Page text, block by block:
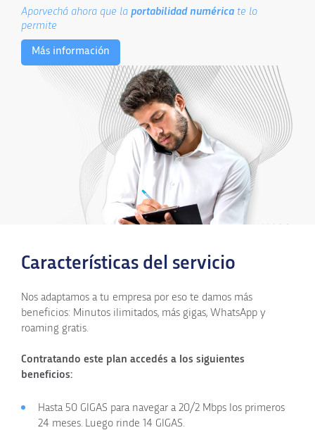
Aporvechá ahora que la portabilidad numérica te lo
permite
Más información
Características del servicio
Nos adaptamos a tu empresa por eso te damos más
beneficios: Minutos ilimitados, más gigas, WhatsApp y
roaming gratis.
Contratando este plan accedés a los siguientes
beneficios:
Hasta 50 GIGAS para navegar a 20/2 Mbps los primeros
24 meses. Luego rinde 14 GIGAS.